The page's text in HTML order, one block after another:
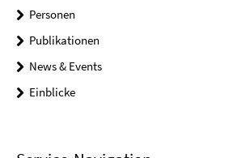
Personen
Publikationen
News & Events
Einblicke